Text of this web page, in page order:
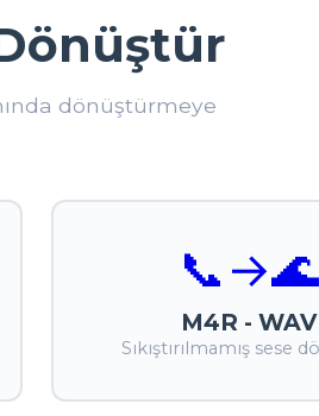
dönüştürmeye
📞 →🌊
M4R - WAV
Sıkıştırılmamış sese